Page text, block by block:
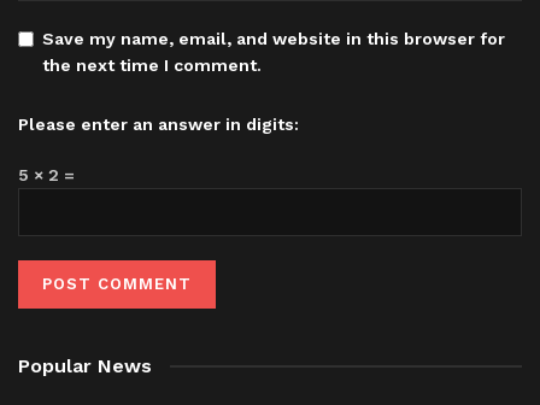
Save my name, email, and website in this browser for
the next time I comment.
Please enter an answer in digits:
5 × 2 =
Popular News